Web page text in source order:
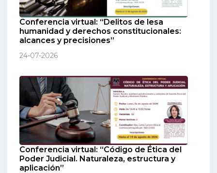
Conferencia virtual: “Delitos de lesa
humanidad y derechos constitucionales:
alcances y precisiones”
24-07-2026
Conferencia virtual: “Código de Ética del
Poder Judicial. Naturaleza, estructura y
aplicación”